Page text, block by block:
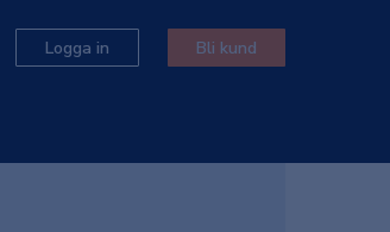
Logga in Bli kund